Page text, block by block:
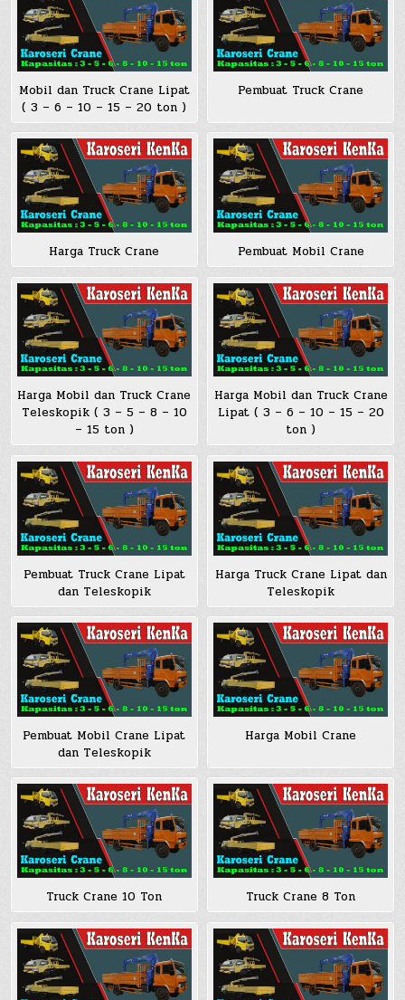
Mobil dan Truck Crane Lipat
( 3 – 6 – 10 – 15 – 20 ton )
Pembuat Truck Crane
Harga Truck Crane Pembuat Mobil Crane
Harga Mobil dan Truck Crane
Teleskopik ( 3 – 5 – 8 – 10
– 15 ton )
Harga Mobil dan Truck Crane
Lipat ( 3 – 6 – 10 – 15 – 20
ton )
Pembuat Truck Crane Lipat
dan Teleskopik
Harga Truck Crane Lipat dan
Teleskopik
Pembuat Mobil Crane Lipat
dan Teleskopik
Harga Mobil Crane
Truck Crane 10 Ton Truck Crane 8 Ton